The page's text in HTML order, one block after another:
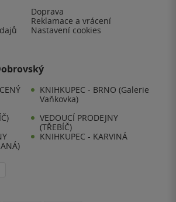
Doprava
Reklamace a vrácení
Nastavení cookies
KNIHKUPEC - BRNO (Galerie
Vaňkovka)
VEDOUCÍ PRODEJNY
(TŘEBÍČ)
KNIHKUPEC - KARVINÁ